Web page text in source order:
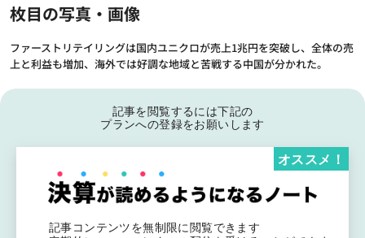
枚目の写真・画像
ファーストリテイリングは国内ユニクロが売上1兆円を突破し、全体の売
上と利益も増加、海外では好調な地域と苦戦する中国が分かれた。
記事を閲覧するには下記の
プランへの登録をお願いします
記事コンテンツを無制限に閲覧できます
オススメ！